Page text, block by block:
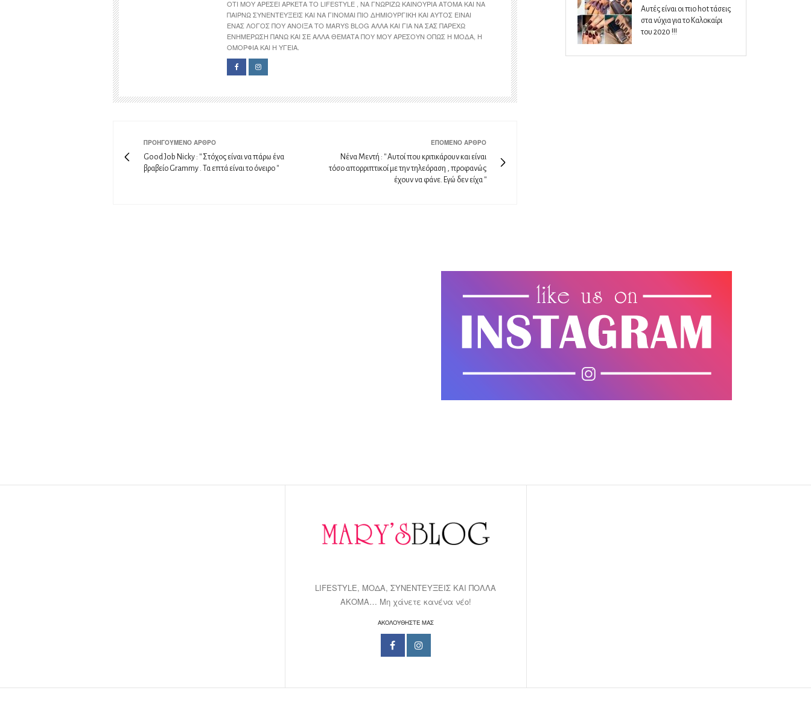
ΌΤΙ ΜΟΥ ΑΡΈΣΕΙ ΑΡΚΕΤΆ ΤΟ LIFESTYLE , ΝΑ ΓΝΩΡΊΖΩ ΚΑΙΝΟΎΡΙΑ ΆΤΟΜΑ ΚΑΙ ΝΑ
ΠΑΊΡΝΩ ΣΥΝΕΝΤΕΎΞΕΙΣ ΚΑΙ ΝΑ ΓΊΝΟΜΑΙ ΠΙΟ ΔΗΜΙΟΥΡΓΙΚΉ ΚΑΙ ΑΥΤΌΣ ΕΊΝΑΙ
ΈΝΑΣ ΛΌΓΟΣ ΠΟΥ ΆΝΟΙΞΑ ΤΟ MARYS BLOG ΑΛΛΆ ΚΑΙ ΓΙΑ ΝΑ ΣΑΣ ΠΑΡΈΧΩ
ΕΝΗΜΈΡΩΣΗ ΠΆΝΩ ΚΑΙ ΣΕ ΆΛΛΑ ΘΈΜΑΤΑ ΠΟΥ ΜΟΥ ΑΡΈΣΟΥΝ ΌΠΩΣ Η ΜΌΔΑ, Η
ΟΜΟΡΦΙΆ ΚΑΙ Η ΥΓΕΊΑ.
ΠΡΟΗΓΟΎΜΕΝΟ ΆΡΘΡΟ
Good Job Nicky : '' Στόχος είναι να πάρω ένα
βραβείο Grammy . Τα επτά είναι το όνειρο ''
ΕΠΌΜΕΝΟ ΆΡΘΡΟ
Nένα Μεντή : '' Αυτοί που κριτικάρουν και είναι
τόσο απορριπτικοί με την τηλεόραση , προφανώς
έχουν να φάνε. Εγώ δεν είχα ''
Αυτές είναι οι πιο hot τάσεις
στα νύχια για το Καλοκαίρι
του 2020 !!!
LIFESTYLE, ΜΟΔΑ, ΣΥΝΕΝΤΕΥΞΕΙΣ ΚΑΙ ΠΟΛΛΑ
ΑΚΟΜΑ… Μη χάνετε κανένα νέο!
ΑΚΟΛΟΥΘΗΣΤΕ ΜΑΣ